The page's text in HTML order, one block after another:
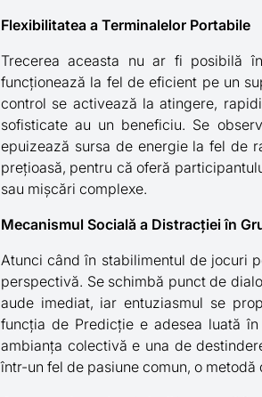
Flexibilitatea a Terminalelor Portabile
Trecerea aceasta nu ar fi posibilă
funcționează la fel de eficient pe un
control se activează la atingere,
sofisticate au un beneficiu. Se
epuizează sursa de energie la fel de
prețioasă, pentru că oferă
sau mișcări complexe.
Mecanismul Socială a Distracției în
Atunci când în stabilimentul de jocuri
perspectivă. Se schimbă punct de
aude imediat, iar entuziasmul se
funcția de Predicție e adesea luată
ambianța colectivă e una de
într-un fel de pasiune comun, o